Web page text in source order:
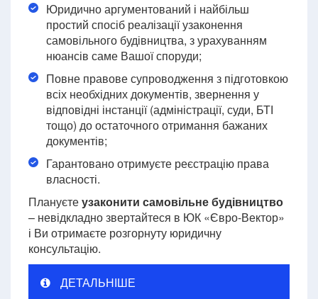
Юридично аргументований і найбільш
простий спосіб реалізації узаконення
самовільного будівництва, з урахуванням
нюансів саме Вашої споруди;
Повне правове супроводження з підготовкою
всіх необхідних документів, звернення у
відповідні інстанції (адміністрації, суди, БТІ
тощо) до остаточного отримання бажаних
документів;
Гарантовано отримуєте реєстрацію права
власності.
Плануєтеузаконити самовільне будівництво
– невідкладно звертайтеся в ЮК «Євро-Вектор»
і Ви отримаєте розгорнуту юридичну
консультацію.
ДЕТАЛЬНІШЕ